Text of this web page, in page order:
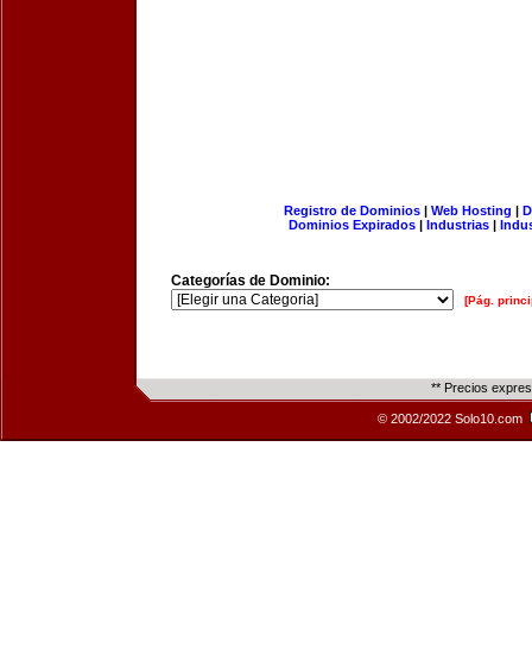
Registro de Dominios| Web Hosting |
Dominios Expirados | Industrias |
Categorías de Dominio:
[Pág.
** Precios
© 2002/2022 Solo10.com